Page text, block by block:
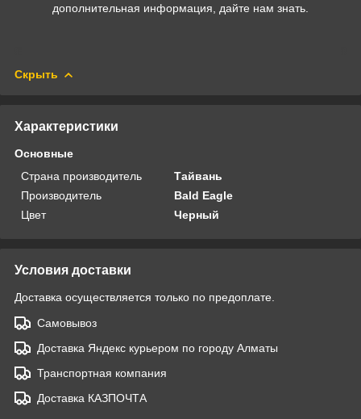
дополнительная информация, дайте нам знать.
Скрыть
Характеристики
Основные
Страна производитель
Тайвань
Производитель
Bald Eagle
Цвет
Черный
Условия доставки
Доставка осуществляется только по предоплате.
Самовывоз
Доставка Яндекс курьером по городу Алматы
Транспортная компания
Доставка КАЗПОЧТА